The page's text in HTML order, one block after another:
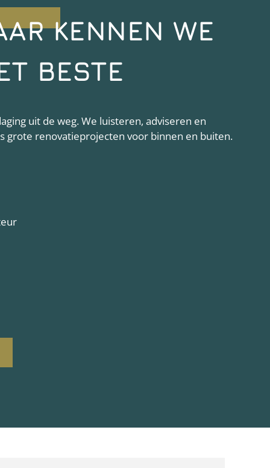
KENNEN WE
BESTE
uit de weg. We luisteren, adviseren en
grote renovatieprojecten voor binnen en buiten.